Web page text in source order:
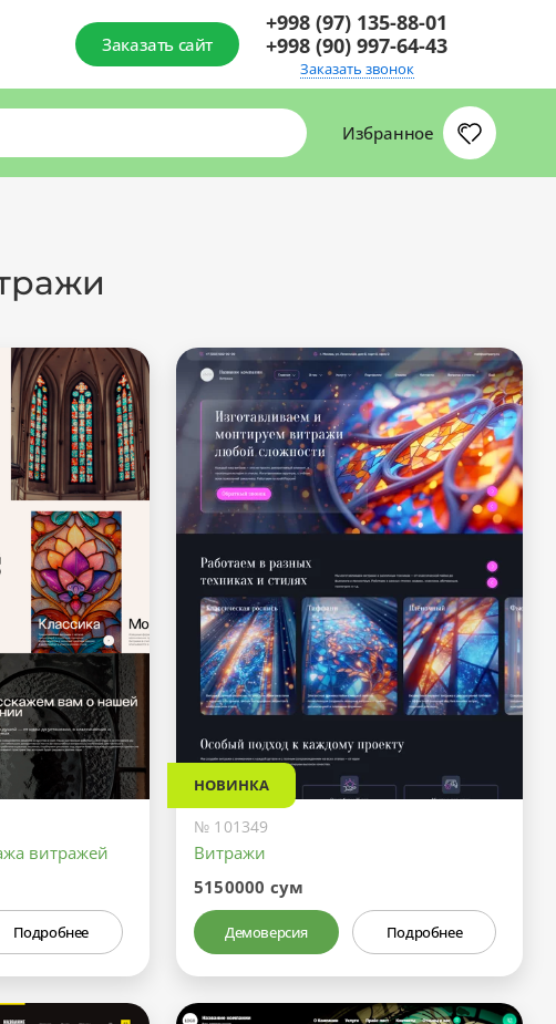
Заказать сайт
+998 (97) 135-88-01
+998 (90) 997-64-43
Заказать звонок
Избранное
витражей
Подробнее
НОВИНКА
№ 101349
Витражи
5150000 сум
Демоверсия Подробнее